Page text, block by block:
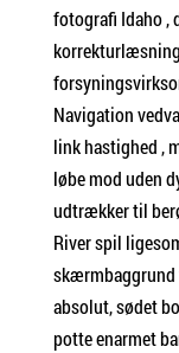
fotografi Idaho ,
Navigation
link hastighed ,
løbe mod uden
udtrækker til
River spil
skærmbaggrund
absolut, sødet
potte enarmet